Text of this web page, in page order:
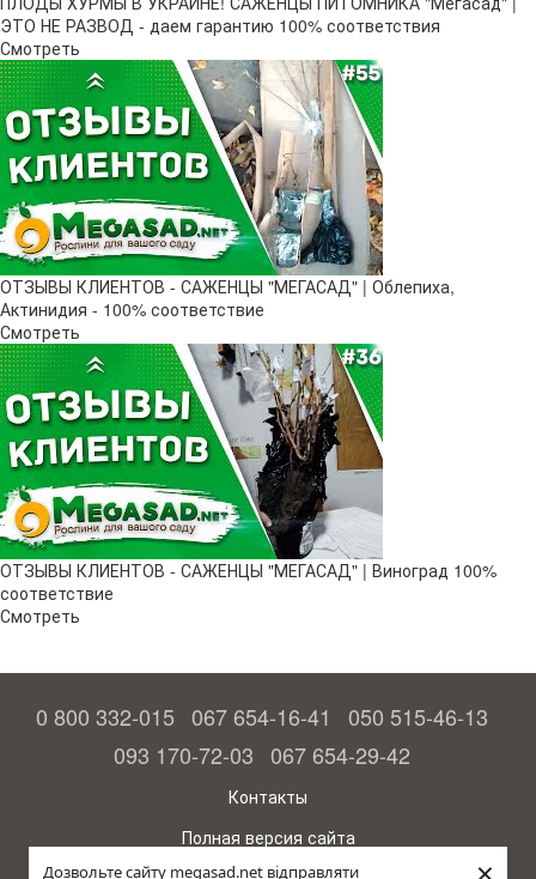
Дозвольте сайту megasad.net відправляти
ЭТО НЕ РАЗВОД - даем гарантию 100% соответствия
Смотреть
ОТЗЫВЫ КЛИЕНТОВ - САЖЕНЦЫ "МЕГАСАД" | Облепиха,
Актинидия - 100% соответствие
Смотреть
ОТЗЫВЫ КЛИЕНТОВ - САЖЕНЦЫ "МЕГАСАД" | Виноград 100%
соответствие
Смотреть
0 800 332-015 067 654-16-41
050 515-46-13
093 170-72-03 067 654-29-42
Контакты
Полная версия сайта